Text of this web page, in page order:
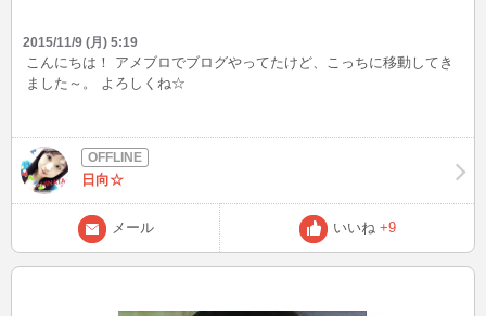
2015/11/9 (月) 5:19
こんにちは！ アメブロでブログやってたけど、こっちに移動してき
ました～。 よろしくね☆
日向☆
メール いいね +9